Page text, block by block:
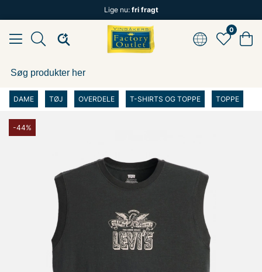
Lige nu: fri fragt
0
DAME TØJ OVERDELE T-SHIRTS OG TOPPE TOPPE
-44%